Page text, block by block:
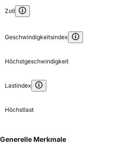
Zoll
Geschwindigkeitsindex
Höchstgeschwindigkeit
Lastindex
Höchstlast
Generelle Merkmale